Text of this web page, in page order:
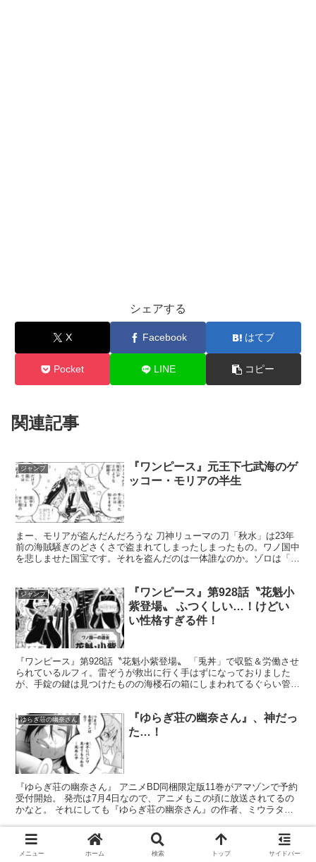
シェアする
X Facebook はてブ
Pocket LINE コピー
関連記事
ジャンプ
『ワンピース』元王下七武海のゲ
ッコー・モリアの半生
まー、モリアが盗んだんだろうな 刀神リューマの刀「秋水」は23年
前の海賊騒ぎのどさくさで盗まれてしまったしまったもの。ワノ国中
を悲しませた国宝です。それを盗んだのは一体誰なのか。ゾロは「ま
ジャンプ
『ワンピース』第928話〝花魁小
紫登場〟 ふつくしい…！けどい
い性格すぎる件！
『ワンピース』第928話〝花魁小紫登場〟 「兎丼」で収監＆労働させ
られているルフィ。雷ぞうが救出に行く手はずになっておりました
が、手錠の鍵は見つけたものの海楼石の箱にしまわれてるぐらい管理
ゆらぎ荘の幽奈さん
『ゆらぎ荘の幽奈さん』、神だっ
た…！
『ゆらぎ荘の幽奈さん』 アニメBD同梱限定版11巻がアマゾンで予約
受付開始。 発売は7月4日なので、アニメもこの頃に放送されてるの
かなと。 それにしても『ゆらぎ荘の幽奈さん』の作者、ミウラタダ
ジャンプ
『ワンピース』、カポネのビッグ
マムの首取り計画は誰が協力者な
メニュー ホーム 検索 トップ サイドバー